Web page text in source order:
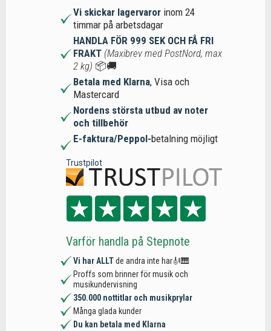
Vi skickar lagervaror inom 24
timmar på arbetsdagar
HANDLA FÖR 999 SEK OCH FÅ FRI
FRAKT (Maxibrev med PostNord, max
2 kg) 📦🚚
Betala med Klarna, Visa och
Mastercard
Nordens största utbud av noter
och tillbehör
E-faktura/Peppol-betalning möjligt
Trustpilot
Varför handla på Stepnote
Vi har ALLTde andra inte har🎻🎹
Proffs som brinner för musik och
musikundervisning
350.000 nottitlar och musikprylar
Många glada kunder
Du kan betala med Klarna